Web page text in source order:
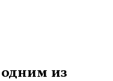
одним из